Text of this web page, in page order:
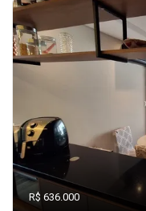
R$ 636.000